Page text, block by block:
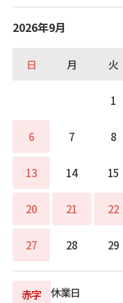
2026年9月
日 月 火
1
6 7 8
13 14 15
20 21 22
27 28 29
赤字 休業日